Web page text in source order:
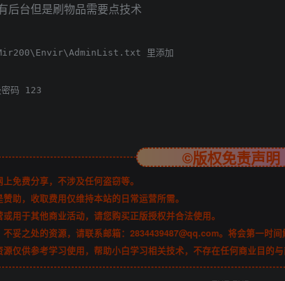
后台但是刷物品需要点技术
里添加
密码 123
©版权免责声明
免费分享，不涉及任何盗窃等。
助，收取费用仅维持本站的日常运营所需。
用于其他商业活动，请您购买正版授权并合法使用。
妥之处的资源，请联系邮箱：2834439487@qq.com。将会第一时间
仅供参考学习使用，帮助小白学习相关技术，不存在任何商业目的与